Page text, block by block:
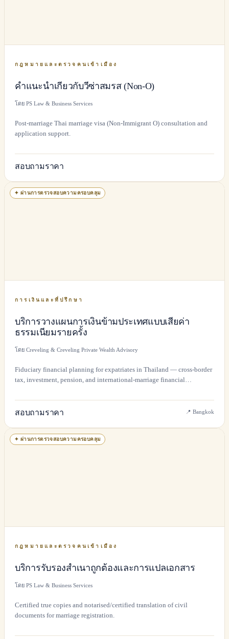
กฎหมายและตรวจคนเข้าเมือง
คำแนะนำเกี่ยวกับวีซ่าสมรส (Non-O)
โดย PS Law & Business Services
Post-marriage Thai marriage visa (Non-Immigrant O) consultation and
application support.
สอบถามราคา
✦ ผ่านการตรวจสอบความครอบคลุม
การเงินและที่ปรึกษา
บริการวางแผนการเงินข้ามประเทศแบบเสียค่า
ธรรมเนียมรายครั้ง
โดย Creveling & Creveling Private Wealth Advisory
Fiduciary financial planning for expatriates in Thailand — cross-border
tax, investment, pension, and international-marriage financial
สอบถามราคา 📍 Bangkok
✦ ผ่านการตรวจสอบความครอบคลุม
กฎหมายและตรวจคนเข้าเมือง
บริการรับรองสำเนาถูกต้องและการแปลเอกสาร
โดย PS Law & Business Services
Certified true copies and notarised/certified translation of civil
documents for marriage registration.